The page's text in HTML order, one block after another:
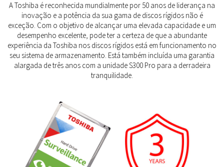
A Toshiba é reconhecida mundialmente por 50 anos de liderança na
inovação e a potência da sua gama de discos rígidos não é
exceção. Com o objetivo de alcançar uma elevada capacidade e um
desempenho excelente, pode ter a certeza de que a abundante
experiência da Toshiba nos discos rígidos está em funcionamento no
seu sistema de armazenamento. Está também incluída uma garantia
alargada de três anos com a unidade S300 Pro para a derradeira
tranquilidade.